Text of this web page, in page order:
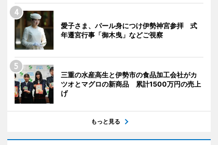
愛子さま、パール身につけ伊勢神宮参拝 式
年遷宮行事「御木曳」などご視察
三重の水産高生と伊勢市の食品加工会社がカ
ツオとマグロの新商品 累計1500万円の売上
げ
もっと見る